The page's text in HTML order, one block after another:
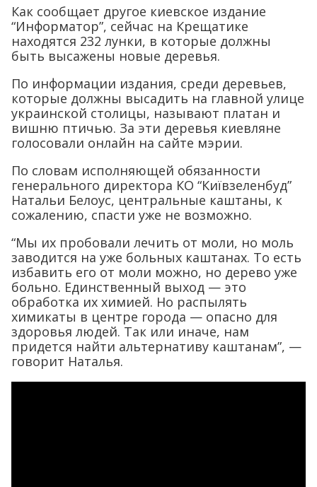
Как сообщает другое киевское издание
“Информатор”, сейчас на Крещатике
находятся 232 лунки, в которые должны
быть высажены новые деревья.
По информации издания, среди деревьев,
которые должны высадить на главной улице
украинской столицы, называют платан и
вишню птичью. За эти деревья киевляне
голосовали онлайн на сайте мэрии.
По словам исполняющей обязанности
генерального директора КО “Київзеленбуд”
Натальи Белоус, центральные каштаны, к
сожалению, спасти уже не возможно.
“Мы их пробовали лечить от моли, но моль
заводится на уже больных каштанах. То есть
избавить его от моли можно, но дерево уже
больно. Единственный выход — это
обработка их химией. Но распылять
химикаты в центре города — опасно для
здоровья людей. Так или иначе, нам
придется найти альтернативу каштанам”, —
говорит Наталья.